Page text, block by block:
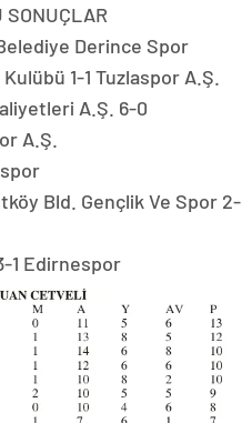
SONUÇLAR
Derince Spor
1-1 Tuzlaspor A.Ş.
A.Ş. 6-0
A.Ş.
Bld. Gençlik Ve Spor 2-
1 Edirnespor